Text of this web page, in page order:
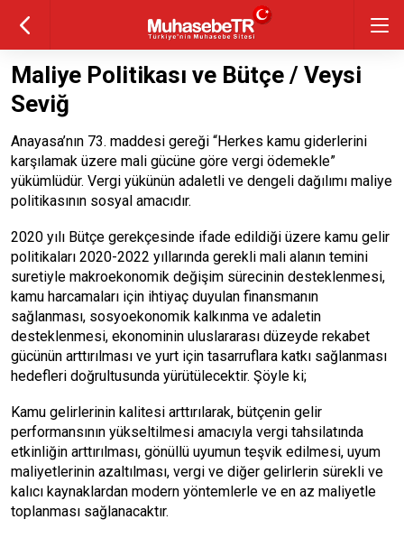
Maliye Politikası ve Bütçe / Veysi
Seviğ
Anayasa’nın 73. maddesi gereği “Herkes kamu giderlerini
karşılamak üzere mali gücüne göre vergi ödemekle”
yükümlüdür. Vergi yükünün adaletli ve dengeli dağılımı maliye
politikasının sosyal amacıdır.
2020 yılı Bütçe gerekçesinde ifade edildiği üzere kamu gelir
politikaları 2020-2022 yıllarında gerekli mali alanın temini
suretiyle makroekonomik değişim sürecinin desteklenmesi,
kamu harcamaları için ihtiyaç duyulan finansmanın
sağlanması, sosyoekonomik kalkınma ve adaletin
desteklenmesi, ekonominin uluslararası düzeyde rekabet
gücünün arttırılması ve yurt için tasarruflara katkı sağlanması
hedefleri doğrultusunda yürütülecektir. Şöyle ki;
Kamu gelirlerinin kalitesi arttırılarak, bütçenin gelir
performansının yükseltilmesi amacıyla vergi tahsilatında
etkinliğin arttırılması, gönüllü uyumun teşvik edilmesi, uyum
maliyetlerinin azaltılması, vergi ve diğer gelirlerin sürekli ve
kalıcı kaynaklardan modern yöntemlerle ve en az maliyetle
toplanması sağlanacaktır.